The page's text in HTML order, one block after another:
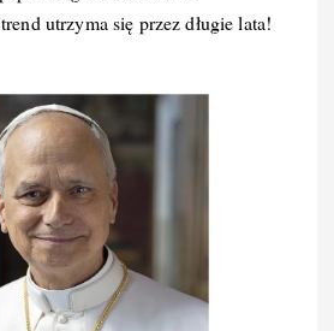
utrzyma się przez długie lata!